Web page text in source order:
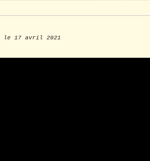
le 17 avril 2021